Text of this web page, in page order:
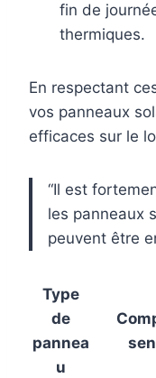
fin de
thermiques.
En respectant
vos panneaux
efficaces sur le
“Il est
les panneaux
peuvent être
Type
de
pannea
u